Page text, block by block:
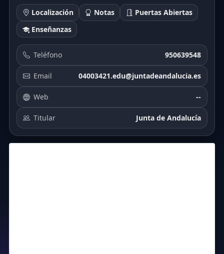
Localización Notas
Puertas Abiertas
Enseñanzas
Teléfono 950639548
Email 04003421.edu@juntadeandalucia.es
Web --
Titular Junta de Andalucía